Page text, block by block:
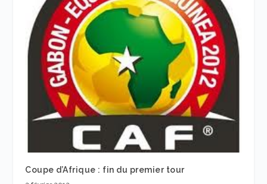
Coupe d’Afrique : fin du premier tour